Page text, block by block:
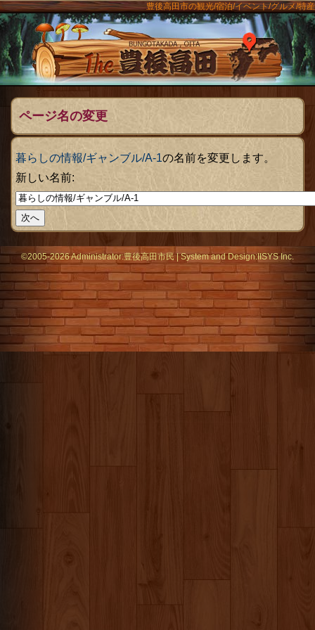
豊後高田市の観光/宿泊/イベント/グルメ/特産
The豊後
ページ名の変更
暮らしの情報/ギャンブル/A-1の名前を変更します。
新しい名前:
メニュー
©2005-2026 Administrator:豊後高田市民|Systemand Design:IISYS Inc.